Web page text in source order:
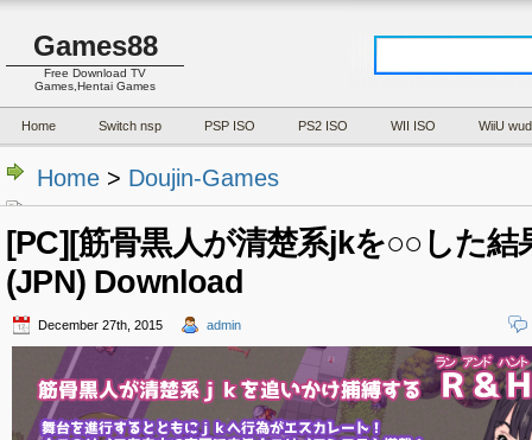
Games88
Free Download TV
Games,Hentai Games
Home Switch nsp PSP ISO PS2 ISO WII ISO WiiU wud
Home > Doujin-Games
[PC][筋骨黒人が清楚系jkを○○した
(JPN) Download
December 27th, 2015 admin